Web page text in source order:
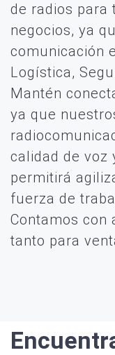
de radios para
negocios, ya
comunicación
Logística,
Mantén
ya que
calidad de voz
permitirá
fuerza de
Contamos con
tanto para